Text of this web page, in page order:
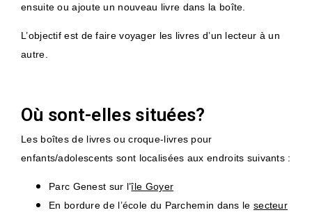
ensuite ou ajoute un nouveau livre dans la boîte.
L’objectif est de faire voyager les livres d’un lecteur à un
autre.
Où sont-elles situées?
Les boîtes de livres ou croque-livres pour
enfants/adolescents sont localisées aux endroits suivants :
Parc Genest sur l’île Goyer
En bordure de l’école du Parchemin dans le secteur